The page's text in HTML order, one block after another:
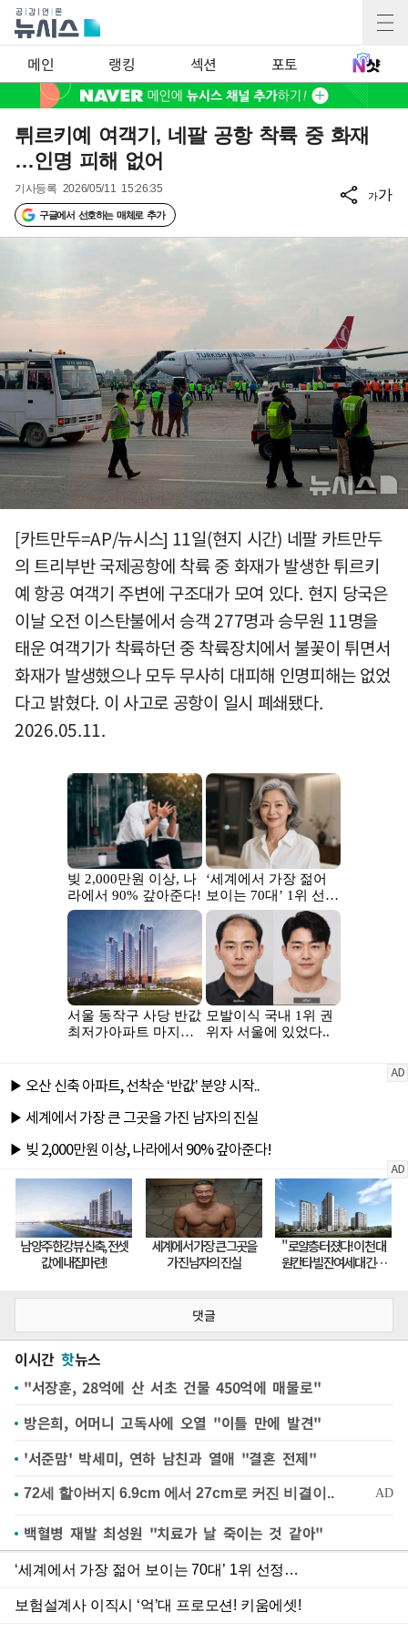
메인 랭킹 섹션 포토
튀르키예 여객기, 네팔 공항 착륙 중 화재
…인명 피해 없어
기사등록 2026/05/11 15:26:35
구글에서 선호하는 매체로 추가
가가
[카트만두=AP/뉴시스] 11일(현지 시간) 네팔 카트만두
의 트리부반 국제공항에 착륙 중 화재가 발생한 튀르키
예 항공 여객기 주변에 구조대가 모여 있다. 현지 당국은
이날 오전 이스탄불에서 승객 277명과 승무원 11명을
태운 여객기가 착륙하던 중 착륙장치에서 불꽃이 튀면서
화재가 발생했으나 모두 무사히 대피해 인명피해는 없었
다고 밝혔다. 이 사고로 공항이 일시 폐쇄됐다.
2026.05.11.
댓글
이시간 핫뉴스
"서장훈, 28억에 산 서초 건물 450억에 매물로"
방은희, 어머니 고독사에 오열 "이틀 만에 발견"
'서준맘' 박세미, 연하 남친과 열애 "결혼 전제"
백혈병 재발 최성원 "치료가 날 죽이는 것 같아"